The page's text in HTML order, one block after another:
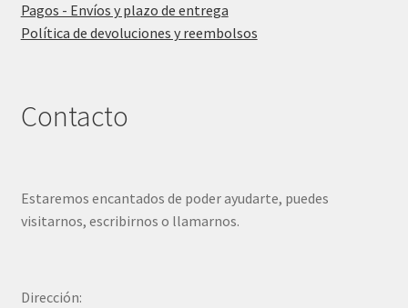
Pagos - Envíos y plazo de entrega
Política de devoluciones y reembolsos
Contacto
Estaremos encantados de poder ayudarte, puedes
visitarnos, escribirnos o llamarnos.
Dirección: